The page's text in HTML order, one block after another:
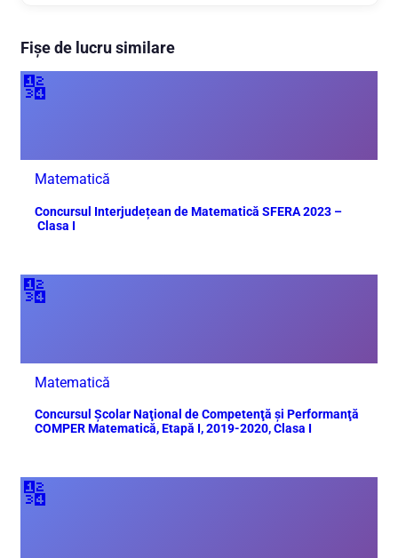
Fișe de lucru similare
🔢
Matematică
Concursul Interjudețean de Matematică SFERA 2023 –
Clasa I
🔢
Matematică
Concursul Școlar Naţional de Competenţă şi Performanţă
COMPER Matematică, Etapă I, 2019-2020, Clasa I
🔢